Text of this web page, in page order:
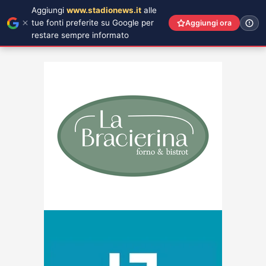
Aggiungi www.stadionews.it alle
tue fonti preferite su Google per
restare sempre informato
Aggiungi ora